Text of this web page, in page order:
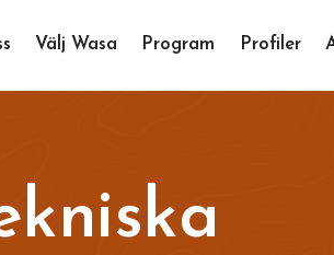
Välj Wasa Program Profiler